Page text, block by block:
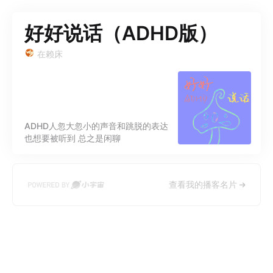
好好说话（ADHD版）
在赖床
ADHD人忽大忽小的声音和跳脱的表达
也想要被听到 总之是闲聊
查看我的播客名片